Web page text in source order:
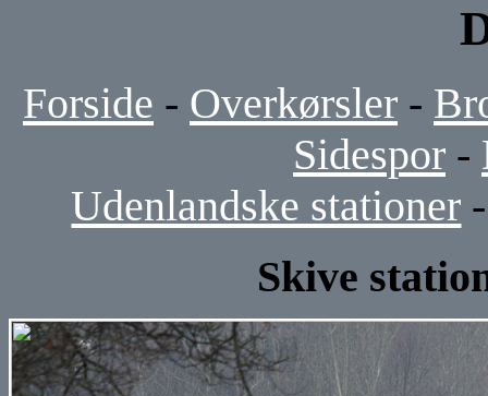
Forside - Overkørsler -
Sidespor -
Udenlandske stationer
Skive